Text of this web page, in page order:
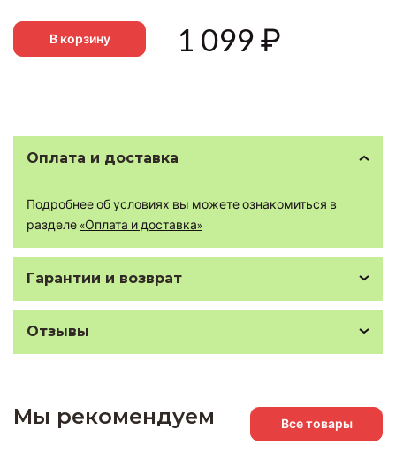
В корзину 1 099₽
Оплата и доставка
Подробнее об условиях вы можете ознакомиться в
разделе «Оплата и доставка»
Гарантии и возврат
Отзывы
Мы рекомендуем Все товары